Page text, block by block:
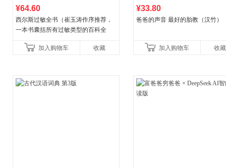
¥64.60
西尔斯过敏全书（崔玉涛作序推荐，
一本书囊括所有过敏类型的百科全
加入购物车
收藏
¥33.80
爸爸的声音 最好的胎教（汉竹）
加入购物车 收藏